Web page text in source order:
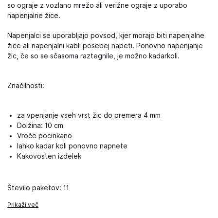
so ograje z vozlano mrežo ali verižne ograje z uporabo
napenjalne žice.
Napenjalci se uporabljajo povsod, kjer morajo biti napenjalne
žice ali napenjalni kabli posebej napeti. Ponovno napenjanje
žic, če so se sčasoma raztegnile, je možno kadarkoli.
Značilnosti:
za vpenjanje vseh vrst žic do premera 4 mm
Dolžina: 10 cm
Vroče pocinkano
lahko kadar koli ponovno napnete
Kakovosten izdelek
Število paketov: 11
Prikaži več